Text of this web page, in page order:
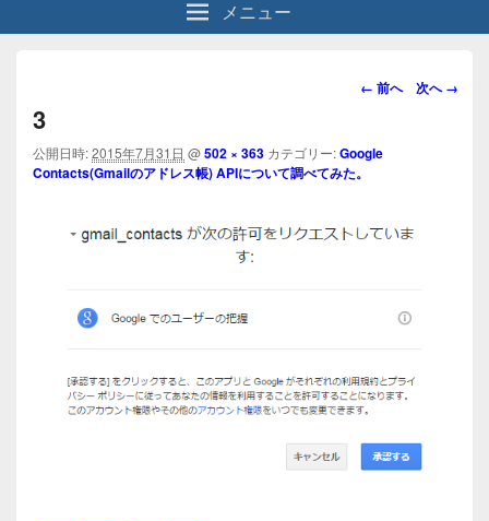
メニュー
画
ビ
ゲ
シ
← 前へ 次へ →
3
公開日時:2015年7月31日 @502 × 363 カテゴリー:Google
Contacts(Gmailのアドレス帳) APIについて調べてみた。